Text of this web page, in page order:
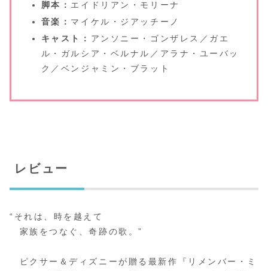
脚本： エイドリアン・モリーナ
音楽： マイケル・ジアッチーノ
キャスト： アンソニー・ゴンザレス／ガエ
ル・ガルシア・ベルナル／アラナ・ユーバッ
ク／ベンジャミン・ブラット
レビュー
“それは、時を越えて
家族をつなぐ、奇跡の歌。”
ピクサー＆ディズニーが贈る最新作『リメンバー・ミ